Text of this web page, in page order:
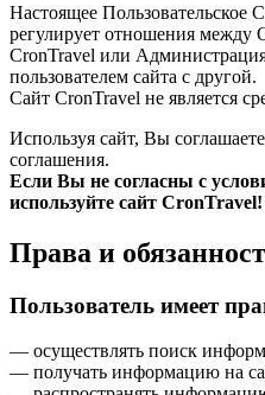
Настоящее Пользовательское
регулирует отношения между
CronTravel или
пользователем сайта с другой.
Сайт CronTravel не является
Используя сайт, Вы
соглашения.
Если Вы не согласны с
используйте сайт CronTravel!
Права и
Пользователь имеет
— осуществлять поиск
— получать информацию на